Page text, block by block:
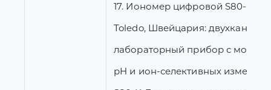
17. Иономер цифровой S80-K
Toledo, Швейцария:
лабораторный прибор с
pH и ион-селективных